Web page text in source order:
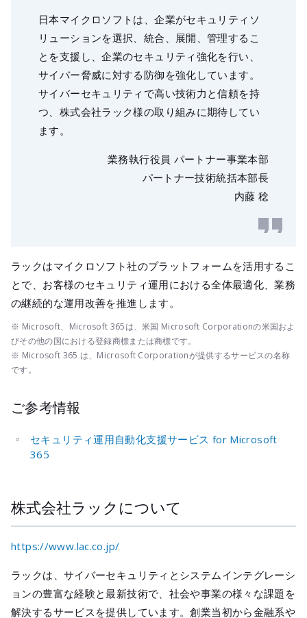
日本マイクロソフトは、企業がセキュリティソ
リューションを選択、統合、展開、管理するこ
とを支援し、企業のセキュリティ強化を行い、
サイバー脅威に対する防御を強化しています。
サイバーセキュリティで高い技術力と信頼を持
つ、株式会社ラック様の取り組みに期待してい
ます。
業務執行役員 パートナー事業本部
パートナー技術統括本部長
内藤 稔
ラックはマイクロソフト社のプラットフォームを活用するこ
とで、お客様のセキュリティ運用における全体最適化、業務
の継続的な運用改善を推進します。
※ Microsoft、Microsoft 365は、米国 Microsoft Corporationの米国およ
びその他の国における登録商標または商標です。
※ Microsoft 365 は、Microsoft Corporationが提供するサービスの名称
です。
ご参考情報
セキュリティ運用自動化支援サービス for Microsoft
365
株式会社ラックについて
https://www.lac.co.jp/
ラックは、サイバーセキュリティとシステムインテグレーシ
ョンの豊富な経験と最新技術で、社会や事業の様々な課題を
解決するサービスを提供しています。創業当初から金融系や